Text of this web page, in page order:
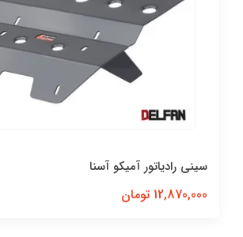
سینی رادیاتور آمیکو آسنا
12,870,000 تومان